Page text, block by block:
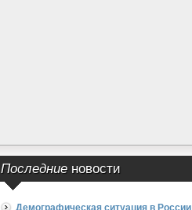
Последние новости
Демографическая ситуация в России